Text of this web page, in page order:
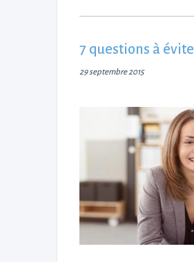
7 questions à
29 septembre 2015